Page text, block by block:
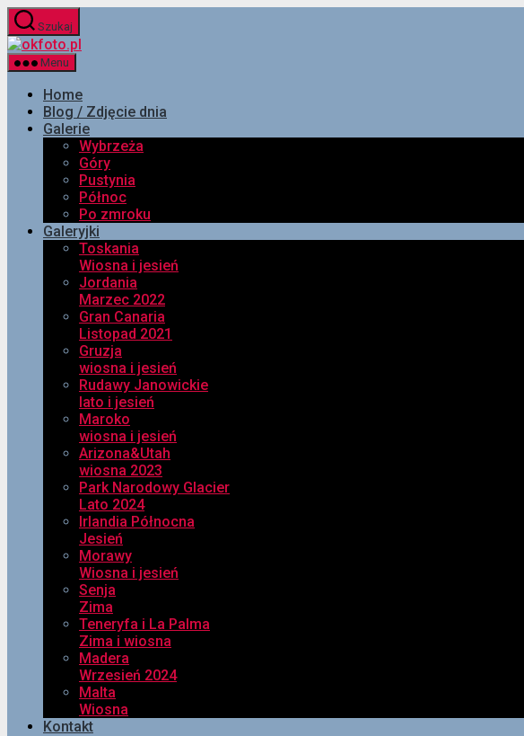
Przejdź
do
treści
Szukaj
Menu
Home
Blog / Zdjęcie dnia
Galerie
Wybrzeża
Góry
Pustynia
Północ
Po zmroku
Galeryjki
Toskania
Wiosna i jesień
Jordania
Marzec 2022
Gran Canaria
Listopad 2021
Gruzja
wiosna i jesień
Rudawy Janowickie
lato i jesień
Maroko
wiosna i jesień
Arizona&Utah
wiosna 2023
Park Narodowy Glacier
Lato 2024
Irlandia Północna
Jesień
Morawy
Wiosna i jesień
Senja
Zima
Teneryfa i La Palma
Zima i wiosna
Madera
Wrzesień 2024
Malta
Wiosna
Kontakt